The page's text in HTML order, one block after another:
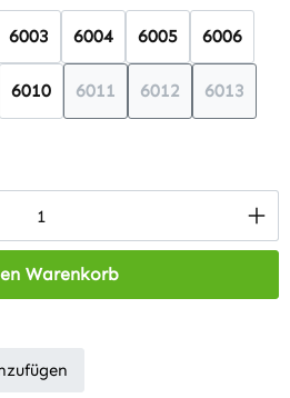
6003 6004 6005 6006
6010 6011 6012 6013
den gewünschten
Warenkorb